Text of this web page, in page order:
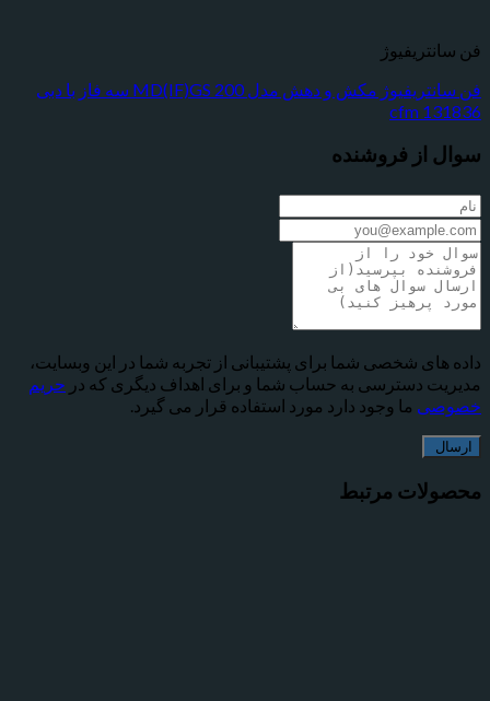
فن سانتریفیوژ مکش و دهش مدل MD(IF)GS 200 سه فاز با دبی
فروشنده
شخصی شما برای پشتیبانی از تجربه شما در این وبسایت،
دسترسی به حساب شما و برای اهداف دیگری که درحریم
ما وجود دارد مورد استفاده قرار می گیرد.
مرتبط